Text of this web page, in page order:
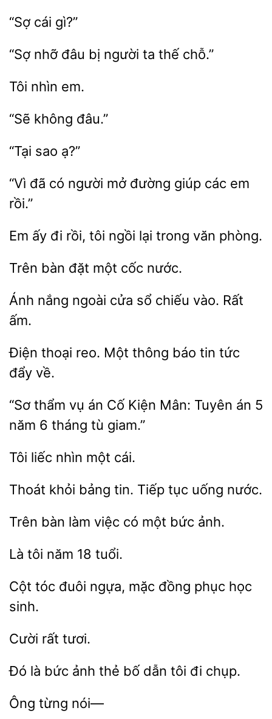
“Sợ đâu người thế chỗ.”
“Vì đã
đường giúp các em
rồi.”
Em ấy rồi, ngồi lại trong phòng.
một cốc nước.
nắng ngoài sổ chiếu
Rất
ấm.
thoại reo. Một
báo tin tức
về.
“Sơ thẩm vụ
Kiện Mân: Tuyên án 5
năm
tháng tù giam.”
Tôi cái.
Thoát khỏi Tiếp uống nước.
bàn có một bức ảnh.
tôi năm
đuôi ngựa, mặc đồng phục
sinh.
Đó bức ảnh thẻ bố tôi chụp.